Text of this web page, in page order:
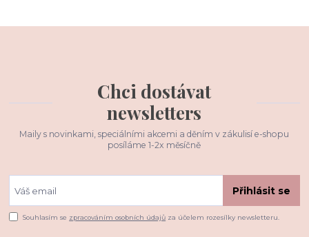
Chci dostávat
newsletters
Maily s novinkami, speciálními akcemi a děním v zákulisí e-shopu
posíláme 1-2x měsíčně
Přihlásit se
Souhlasím se zpracováním osobních údajů za účelem rozesílky newsletteru.